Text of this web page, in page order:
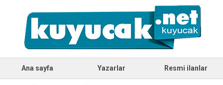
Ana sayfa Yazarlar Resmi ilanlar